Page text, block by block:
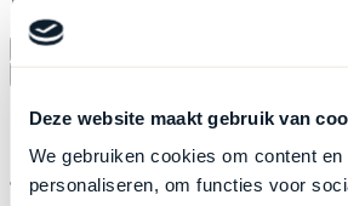
Deze website maakt gebruik van
We gebruiken cookies om content
personaliseren, om functies voor
51.648232522901,
SCHRIJF JE INYou've Got Mail